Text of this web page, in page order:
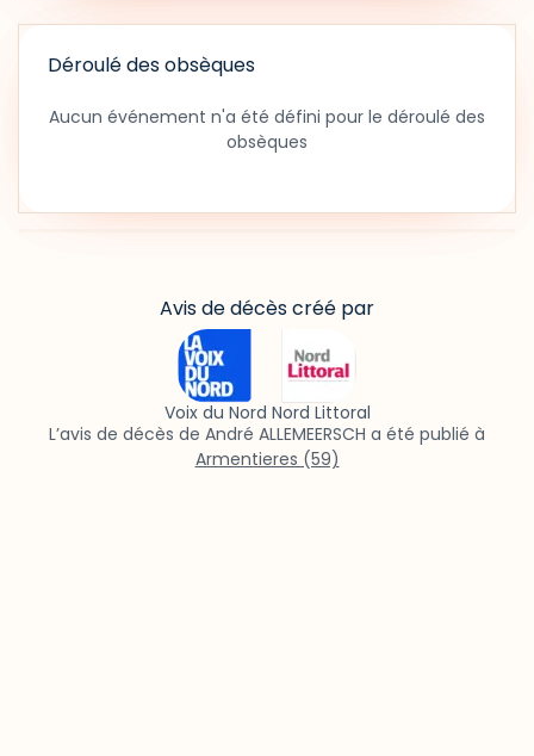
Déroulé des obsèques
Aucun événement n'a été défini pour le déroulé des
obsèques
Avis de décès créé par
Voix du Nord Nord Littoral
L’avis de décès de André ALLEMEERSCH a été publié à
Armentieres (59)